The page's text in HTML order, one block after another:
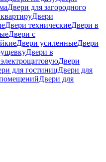
Двери для загородного
Двери
Двери техническиеДвери в
Двери с
Двери усиленныеДвери
Двери в
Двери
для гостиницДвери для
Двери для